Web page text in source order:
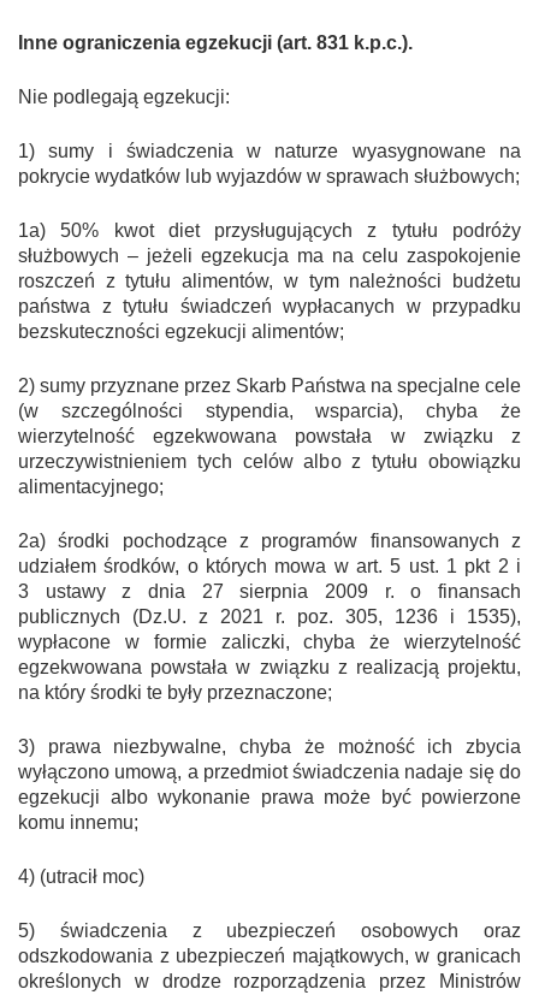
Inne ograniczenia egzekucji (art. 831 k.p.c.).
Nie podlegają egzekucji:
1) sumy i świadczenia w naturze wyasygnowane na
pokrycie wydatków lub wyjazdów w sprawach służbowych;
1a) 50% kwot diet przysługujących z tytułu podróży
służbowych – jeżeli egzekucja ma na celu zaspokojenie
roszczeń z tytułu alimentów, w tym należności budżetu
państwa z tytułu świadczeń wypłacanych w przypadku
bezskuteczności egzekucji alimentów;
2) sumy przyznane przez Skarb Państwa na specjalne cele
(w szczególności stypendia, wsparcia), chyba że
wierzytelność egzekwowana powstała w związku z
urzeczywistnieniem tych celów albo z tytułu obowiązku
alimentacyjnego;
2a) środki pochodzące z programów finansowanych z
udziałem środków, o których mowa w art. 5 ust. 1 pkt 2 i
3 ustawy z dnia 27 sierpnia 2009 r. o finansach
publicznych (Dz.U. z 2021 r. poz. 305, 1236 i 1535),
wypłacone w formie zaliczki, chyba że wierzytelność
egzekwowana powstała w związku z realizacją projektu,
na który środki te były przeznaczone;
3) prawa niezbywalne, chyba że możność ich zbycia
wyłączono umową, a przedmiot świadczenia nadaje się do
egzekucji albo wykonanie prawa może być powierzone
komu innemu;
4) (utracił moc)
5) świadczenia z ubezpieczeń osobowych oraz
odszkodowania z ubezpieczeń majątkowych, w granicach
określonych w drodze rozporządzenia przez Ministrów